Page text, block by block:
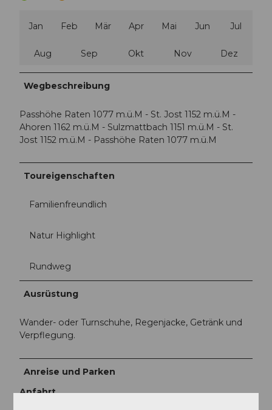
Jan Feb Mär Apr Mai Jun Jul
Aug Sep Okt Nov Dez
Wegbeschreibung
Passhöhe Raten 1077 m.ü.M - St. Jost 1152 m.ü.M -
Ahoren 1162 m.ü.M - Sulzmattbach 1151 m.ü.M - St.
Jost 1152 m.ü.M - Passhöhe Raten 1077 m.ü.M
Toureigenschaften
Familienfreundlich
Natur Highlight
Rundweg
Ausrüstung
Wander- oder Turnschuhe, Regenjacke, Getränk und
Verpflegung.
Anreise und Parken
Anfahrt